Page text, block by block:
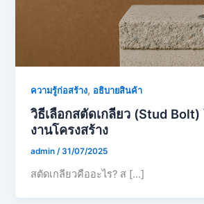
ความรู้ก่อสร้าง, อธิบายสินค้า
วิธีเลือกสตัดเกลียว (Stud Bolt)
งานโครงสร้าง
admin/31/07/2025
สตัดเกลียวคืออะไร? ส […]